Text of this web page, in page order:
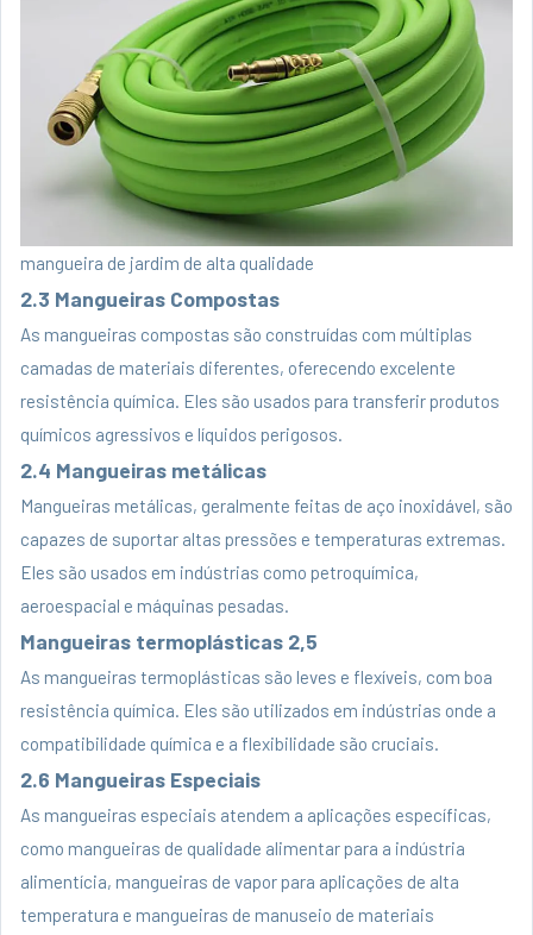
mangueira de jardim de alta qualidade
2.3 Mangueiras Compostas
As mangueiras compostas são construídas com múltiplas
camadas de materiais diferentes, oferecendo excelente
resistência química. Eles são usados ​​para transferir produtos
químicos agressivos e líquidos perigosos.
2.4 Mangueiras metálicas
Mangueiras metálicas, geralmente feitas de aço inoxidável, são
capazes de suportar altas pressões e temperaturas extremas.
Eles são usados ​​em indústrias como petroquímica,
aeroespacial e máquinas pesadas.
Mangueiras termoplásticas 2,5
As mangueiras termoplásticas são leves e flexíveis, com boa
resistência química. Eles são utilizados em indústrias onde a
compatibilidade química e a flexibilidade são cruciais.
2.6 Mangueiras Especiais
As mangueiras especiais atendem a aplicações específicas,
como mangueiras de qualidade alimentar para a indústria
alimentícia, mangueiras de vapor para aplicações de alta
temperatura e mangueiras de manuseio de materiais